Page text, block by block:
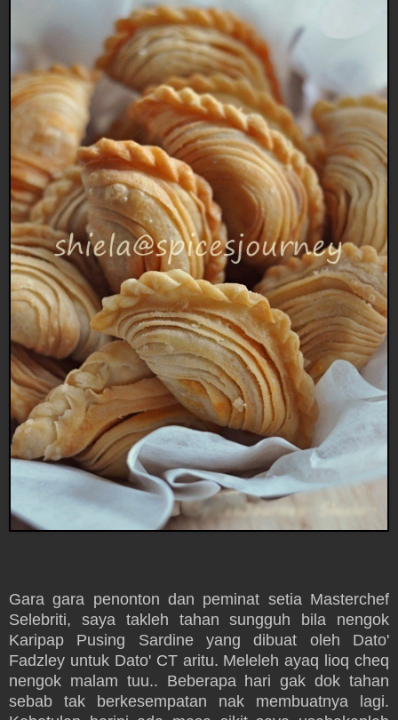
Gara gara penonton dan peminat setia Masterchef
Selebriti, saya takleh tahan sungguh bila nengok
Karipap Pusing Sardine yang dibuat oleh Dato'
Fadzley untuk Dato' CT aritu. Meleleh ayaq lioq cheq
nengok malam tuu.. Beberapa hari gak dok tahan
sebab tak berkesempatan nak membuatnya lagi.